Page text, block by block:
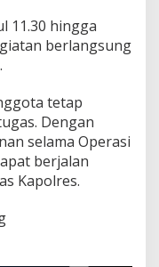
11.30 hingga
berlangsung
tetap
Dengan
selama Operasi
berjalan
Kapolres.